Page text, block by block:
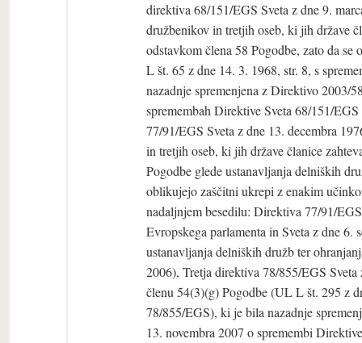
direktiva 68/151/EGS Sveta z dne 9.
družbenikov in tretjih oseb, ki jih države
odstavkom člena 58 Pogodbe, zato da
L št. 65 z dne 14. 3. 1968, str. 8, s
nazadnje spremenjena z Direktivo 2003/
spremembah Direktive Sveta 68/151/
77/91/EGS Sveta z dne 13. decembra
in tretjih oseb, ki jih države članice
Pogodbe glede ustanavljanja delniških
oblikujejo zaščitni ukrepi z enakim
nadaljnjem besedilu: Direktiva 77/91/
Evropskega parlamenta in Sveta z dne
ustanavljanja delniških družb ter
2006), Tretja direktiva 78/855/EGS
členu 54(3)(g) Pogodbe (UL L št. 295 z
78/855/EGS), ki je bila nazadnje
13. novembra 2007 o spremembi